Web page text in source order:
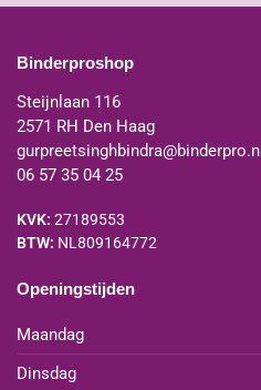
Binderproshop
Steijnlaan 116
2571 RH Den Haag
gurpreetsinghbindra@binderpro.nl
06 57 35 04 25
KVK: 27189553
BTW: NL809164772
Openingstijden
Maandag
Dinsdag